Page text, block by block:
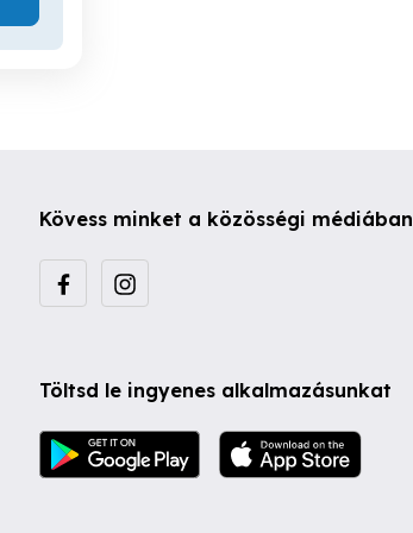
Kövess minket a közösségi médiában
Töltsd le ingyenes alkalmazásunkat